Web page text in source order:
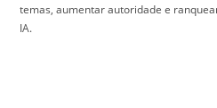
temas, aumentar autoridade e
IA.